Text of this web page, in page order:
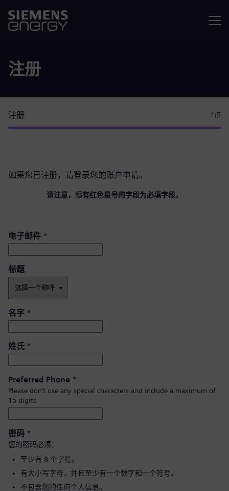
注册
注册 1 /5
如果您已注册，请登录您的账户 申请。
请注意，标有红色星号的字段为必填字段。
电子邮件 *
标题
名字 *
姓氏 *
Preferred Phone *
Please don’t use any special characters and include a maximum of
15 digits.
密码 *
您的密码必须：
至少有 8 个字符。
有大小写字母，并且至少有一个数字和一个符号。
不包含您的任何个人信息。